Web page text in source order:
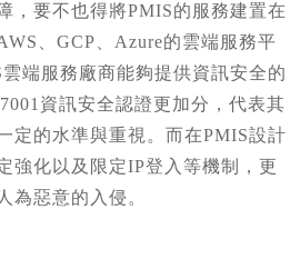
，要不也得將PMIS的服務建置在
、GCP、Azure的雲端服務平
端服務廠商能夠提供資訊安全的
資訊安全認證更加分，代表其
定的水準與重視。而在PMIS設計
強化以及限定IP登入等機制，更
為惡意的入侵。